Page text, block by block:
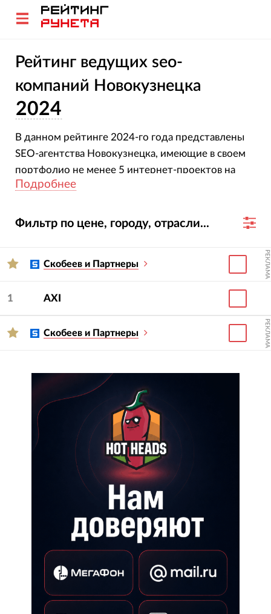
Рейтинг ведущих seo-
компаний Новокузнецка
2024
В данном рейтинге 2024-го года представлены
SEO-агентства Новокузнецка, имеющие в своем
портфолио не менее 5 интернет-проектов на
продвижении.
Подробнее
Фильтр по цене, городу, отрасли...
Скобеев и Партнеры РЕКЛАМА
1 AXI
Скобеев и Партнеры РЕКЛАМА